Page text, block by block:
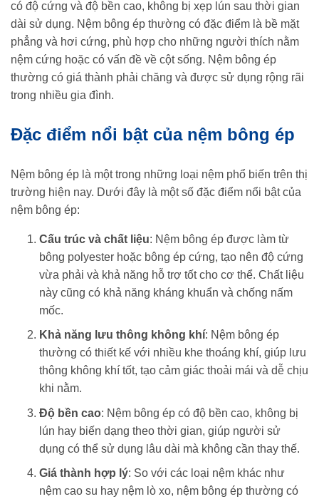
có độ cứng và độ bền cao, không bị xẹp lún sau thời gian
dài sử dụng. Nệm bông ép thường có đặc điểm là bề mặt
phẳng và hơi cứng, phù hợp cho những người thích nằm
nệm cứng hoặc có vấn đề về cột sống. Nệm bông ép
thường có giá thành phải chăng và được sử dụng rộng rãi
trong nhiều gia đình.
Đặc điểm nổi bật của nệm bông ép
Nệm bông ép là một trong những loại nệm phổ biến trên thị
trường hiện nay. Dưới đây là một số đặc điểm nổi bật của
nệm bông ép:
Cấu trúc và chất liệu: Nệm bông ép được làm từ
bông polyester hoặc bông ép cứng, tạo nên độ cứng
vừa phải và khả năng hỗ trợ tốt cho cơ thể. Chất liệu
này cũng có khả năng kháng khuẩn và chống nấm
mốc.
Khả năng lưu thông không khí: Nệm bông ép
thường có thiết kế với nhiều khe thoáng khí, giúp lưu
thông không khí tốt, tạo cảm giác thoải mái và dễ chịu
khi nằm.
Độ bền cao: Nệm bông ép có độ bền cao, không bị
lún hay biến dạng theo thời gian, giúp người sử
dụng có thể sử dụng lâu dài mà không cần thay thế.
Giá thành hợp lý: So với các loại nệm khác như
nệm cao su hay nệm lò xo, nệm bông ép thường có